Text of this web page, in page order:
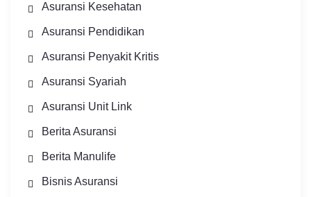
Asuransi Kesehatan
Asuransi Pendidikan
Asuransi Penyakit Kritis
Asuransi Syariah
Asuransi Unit Link
Berita Asuransi
Berita Manulife
Bisnis Asuransi